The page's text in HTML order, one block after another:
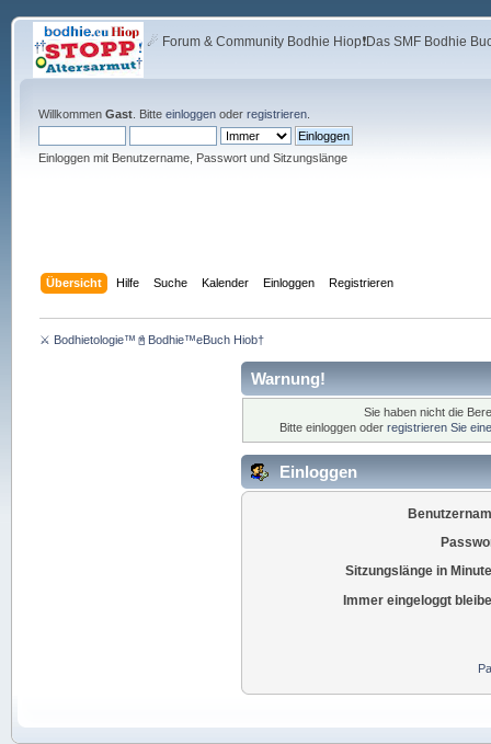
☄ Forum & Community Bodhie Hiop❗Das SMF Bodhie
Willkommen Gast. Bitte einloggenoder registrieren.
Einloggen mit Benutzername, Passwort und Sitzungslänge
Übersicht Hilfe Suche Kalender Einloggen Registrieren
⚔ Bodhietologie™📓Bodhie™eBuch Hiob†
Warnung!
Sie haben nicht die
Bitte einloggen oder registrieren Sie
Einloggen
Sitzungslänge in
Immer eingeloggt